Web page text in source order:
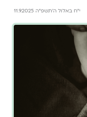
י״ח באלול ה׳תשפ״ה 11.9.2025